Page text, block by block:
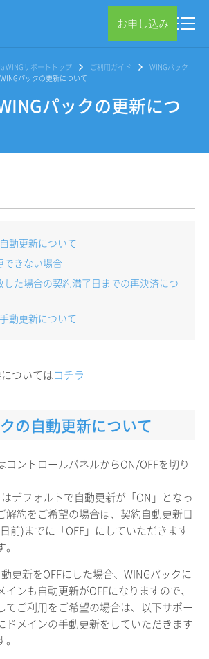
お申し込み
WINGサポートトップ ご利用ガイド
WINGパック
WINGパックの更新について
パックの更新につ
動更新について
できない場合
した場合の契約満了日までの再決済につ
動更新について
ついてはコチラ
の自動更新について
コントロールパネルからON/OFFを切り
デフォルトで自動更新が「ON」となっ
解約をご希望の場合は、契約自動更新日
前)までに「OFF」にしていただきます
更新をOFFにした場合、WINGパックに
ンも自動更新がOFFになりますので、
てご利用をご希望の場合は、以下サポー
ドメインの手動更新をしていただきます